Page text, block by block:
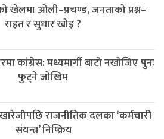
खेलमा ओली–प्रचण्ड, जनताको प्रश्न–
राहत र सुधार खोइ ?
कांग्रेस: मध्यमार्गी बाटो नखोजिए पुनः
फुट्ने जोखिम
राजनीतिक दलका ‘कर्मचारी
संयन्त्र’ निष्क्रिय